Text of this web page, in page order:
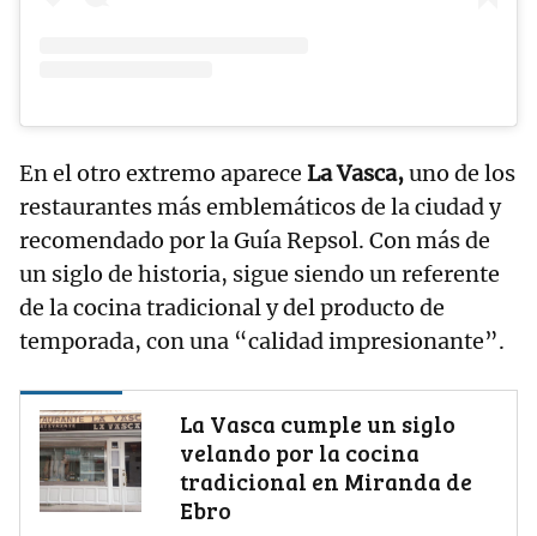
En el otro extremo aparece La Vasca,uno de los
restaurantes más emblemáticos de la ciudad y
recomendado por la Guía Repsol. Con más de
un siglo de historia, sigue siendo un referente
de la cocina tradicional y del producto de
temporada, con una “calidad impresionante”.
La Vasca cumple un siglo
velando por la cocina
tradicional en Miranda de
Ebro